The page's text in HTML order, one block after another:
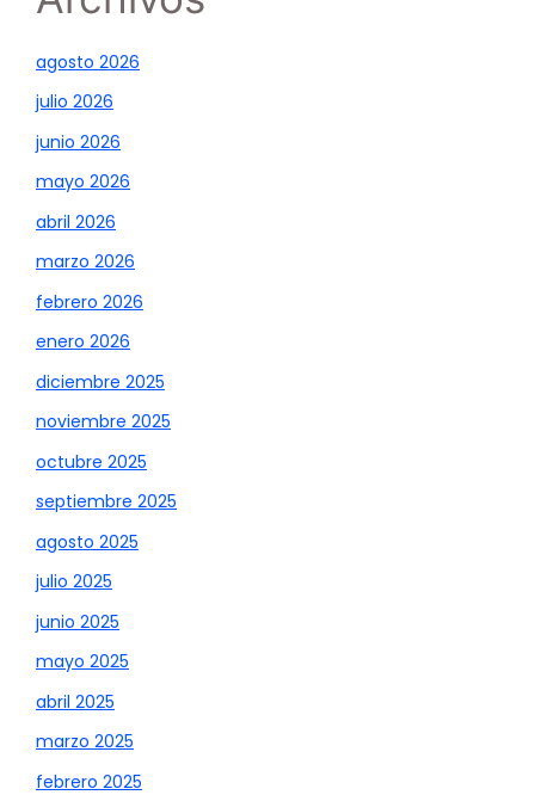
agosto 2026
julio 2026
junio 2026
mayo 2026
abril 2026
marzo 2026
febrero 2026
enero 2026
diciembre 2025
noviembre 2025
octubre 2025
septiembre 2025
agosto 2025
julio 2025
junio 2025
mayo 2025
abril 2025
marzo 2025
febrero 2025